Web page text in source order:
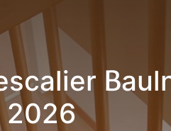
2026